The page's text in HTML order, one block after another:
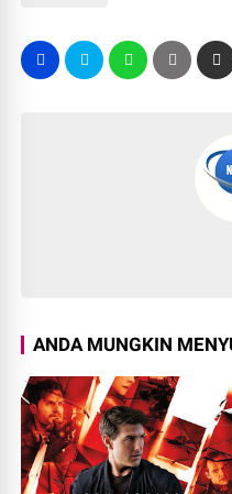
ANDA MUNGKIN